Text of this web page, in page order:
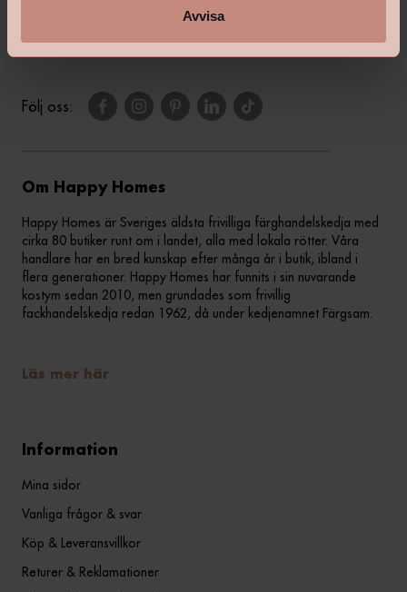
Avvisa
Följ oss:
Om Happy Homes
Happy Homes är Sveriges äldsta frivilliga färghandelskedja med
cirka 80 butiker runt om i landet, alla med lokala rötter. Våra
handlare har en bred kunskap efter många år i butik, ibland i
flera generationer. Happy Homes har funnits i sin nuvarande
kostym sedan 2010, men grundades som frivillig
fackhandelskedja redan 1962, då under kedjenamnet Färgsam.
Läs mer här
Information
Mina sidor
Vanliga frågor & svar
Köp & Leveransvillkor
Returer & Reklamationer